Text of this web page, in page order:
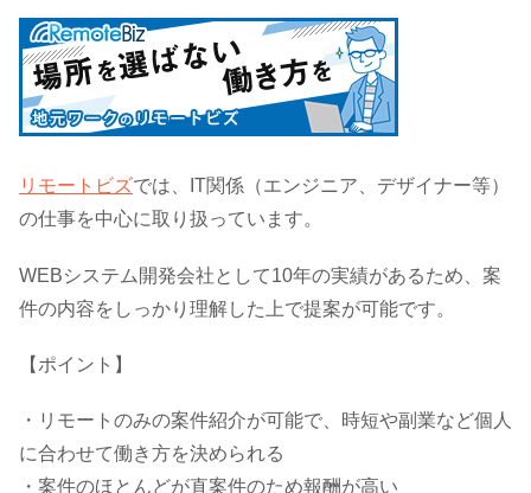
リモートビズでは、IT関係（エンジニア、デザイナー等）
の仕事を中心に取り扱っています。
WEBシステム開発会社として10年の実績があるため、案
件の内容をしっかり理解した上で提案が可能です。
【ポイント】
・リモートのみの案件紹介が可能で、時短や副業など個人
に合わせて働き方を決められる
・案件のほとんどが直案件のため報酬が高い